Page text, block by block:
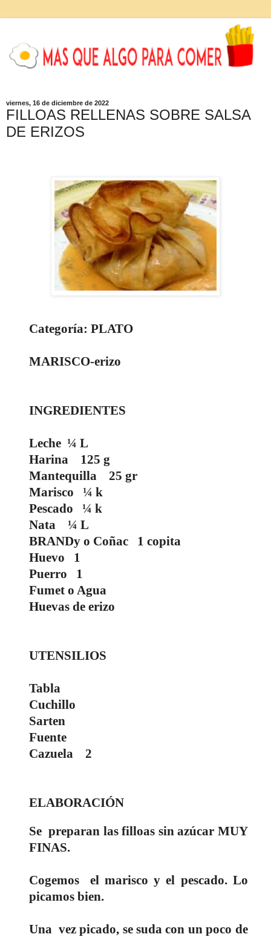
viernes, 16 de diciembre de 2022
FILLOAS RELLENAS SOBRE SALSA
DE ERIZOS
Categoría: PLATO
MARISCO-erizo
INGREDIENTES
Leche ¼ L
Harina
125 g
Mantequilla
25 gr
Marisco
¼ k
Pescado
¼ k
Nata
¼ L
BRANDy o Coñac
1 copita
Huevo
1
Puerro
1
Fumet o Agua
Huevas de erizo
UTENSILIOS
Tabla
Cuchillo
Sarten
Fuente
Cazuela
2
ELABORACIÓN
Se preparan las filloas sin azúcar MUY
FINAS.
Cogemos
el marisco y el pescado. Lo
picamos bien.
Una vez picado, se suda con un poco de